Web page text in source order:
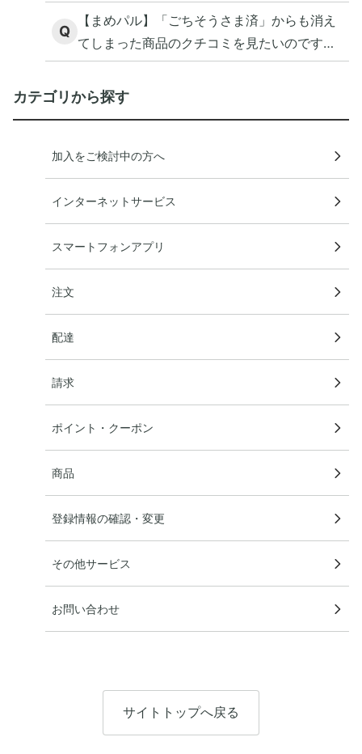
Q
【まめパル】「ごちそうさま済」からも消え
てしまった商品のクチコミを見たいのです
が。
カテゴリから探す
加入をご検討中の方へ
インターネットサービス
スマートフォンアプリ
注文
配達
請求
ポイント・クーポン
商品
登録情報の確認・変更
その他サービス
お問い合わせ
サイトトップへ戻る